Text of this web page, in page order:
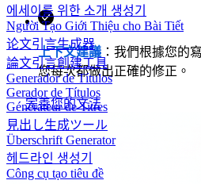
에세이를 위한 소개 생성기
Người Tạo Giới Thiệu cho Bài Tiết
论文引言生成器
論文引言創建工具
Generador de Títulos
Gerador de Títulos
Générateur de Titres
見出し生成ツール
Überschrift Generator
헤드라인 생성기
Công cụ tạo tiêu đề
上下文建議 ：我們根據您的
您每次都做出正確的修正。
完善您的文法